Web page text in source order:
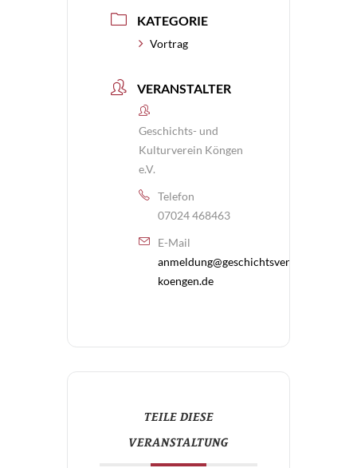
KATEGORIE
Vortrag
VERANSTALTER
Geschichts- und
Kulturverein Köngen
e.V.
Telefon
07024 468463
E-Mail
anmeldung@geschichtsverein-
koengen.de
TEILE DIESE
VERANSTALTUNG